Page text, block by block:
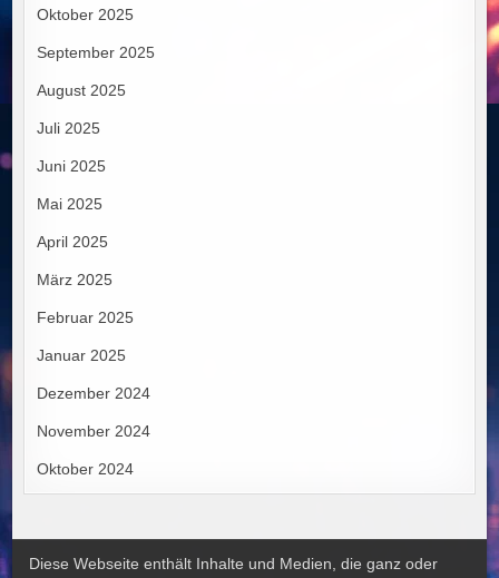
Oktober 2025
September 2025
August 2025
Juli 2025
Juni 2025
Mai 2025
April 2025
März 2025
Februar 2025
Januar 2025
Dezember 2024
November 2024
Oktober 2024
Diese Webseite enthält Inhalte und Medien, die ganz oder